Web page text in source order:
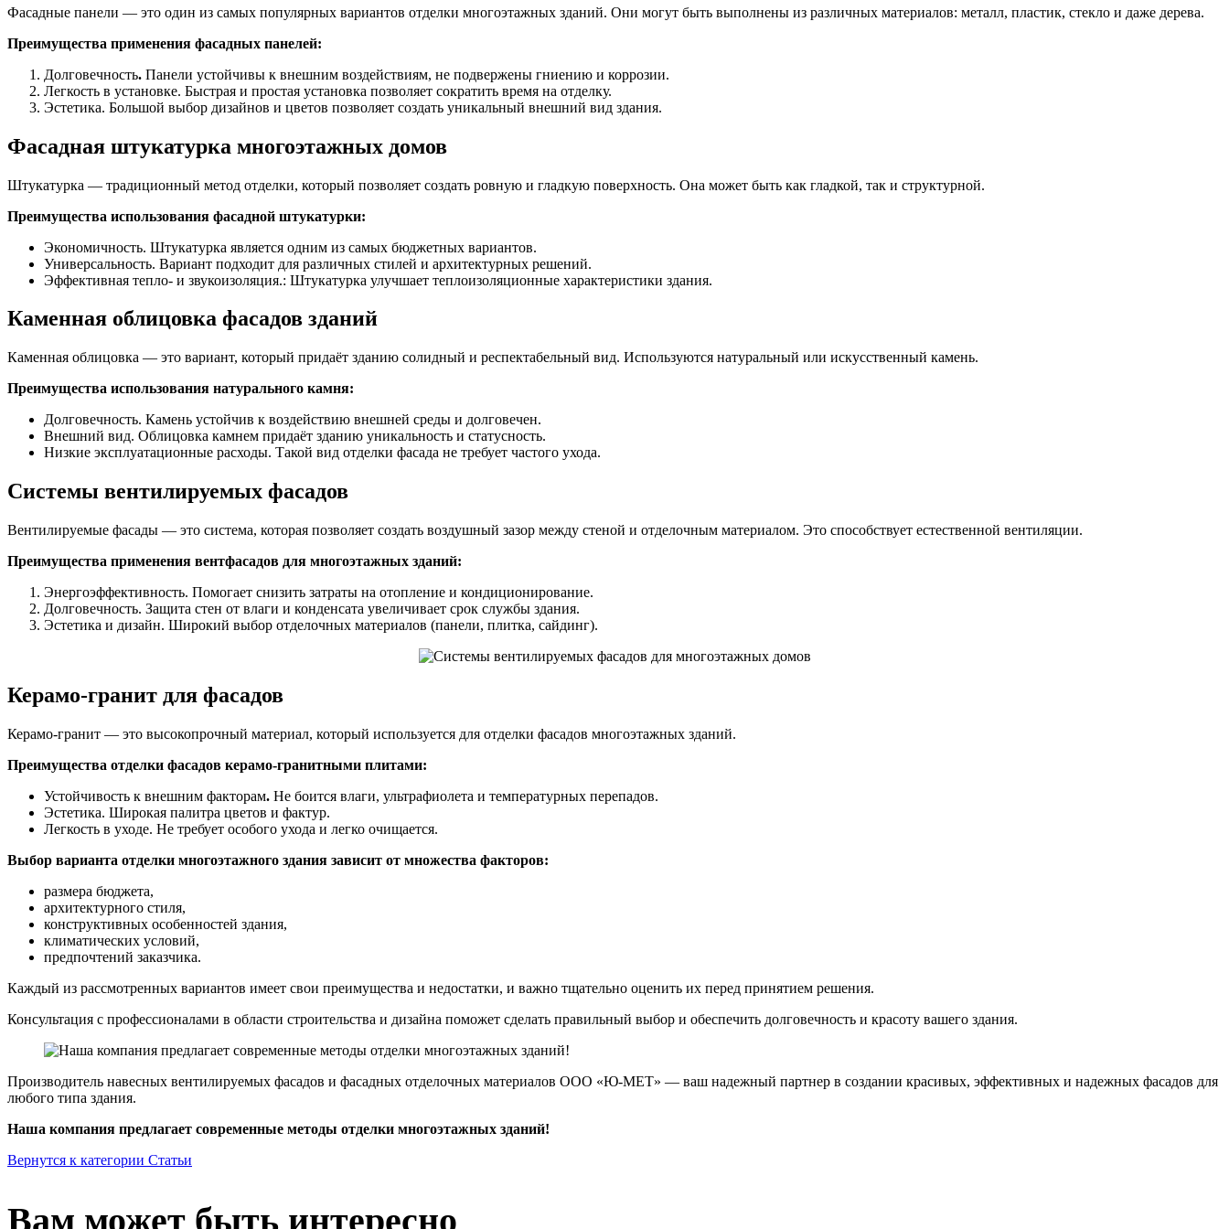
Фасадные панели — это один из самых популярных вариантов отделки многоэтажных зданий. Они могут быть выполнены из различных материалов: металл, пластик, стекло и даже дерева.
Преимущества применения фасадных панелей:
Долговечность. Панели устойчивы к внешним воздействиям, не подвержены гниению и коррозии.
Легкость в установке. Быстрая и простая установка позволяет сократить время на отделку.
Эстетика. Большой выбор дизайнов и цветов позволяет создать уникальный внешний вид здания.
Фасадная штукатурка многоэтажных домов
Штукатурка — традиционный метод отделки, который позволяет создать ровную и гладкую поверхность. Она может быть как гладкой, так и структурной.
Преимущества использования фасадной штукатурки:
Экономичность. Штукатурка является одним из самых бюджетных вариантов.
Универсальность. Вариант подходит для различных стилей и архитектурных решений.
Эффективная тепло- и звукоизоляция.: Штукатурка улучшает теплоизоляционные характеристики здания.
Каменная облицовка фасадов зданий
Каменная облицовка — это вариант, который придаёт зданию солидный и респектабельный вид. Используются натуральный или искусственный камень.
Преимущества использования натурального камня:
Долговечность. Камень устойчив к воздействию внешней среды и долговечен.
Внешний вид. Облицовка камнем придаёт зданию уникальность и статусность.
Низкие эксплуатационные расходы. Такой вид отделки фасада не требует частого ухода.
Системы вентилируемых фасадов
Вентилируемые фасады — это система, которая позволяет создать воздушный зазор между стеной и отделочным материалом. Это способствует естественной вентиляции.
Преимущества применения вентфасадов для многоэтажных зданий:
Энергоэффективность. Помогает снизить затраты на отопление и кондиционирование.
Долговечность. Защита стен от влаги и конденсата увеличивает срок службы здания.
Эстетика и дизайн. Широкий выбор отделочных материалов (панели, плитка, сайдинг).
Керамо-гранит для фасадов
Керамо-гранит — это высокопрочный материал, который используется для отделки фасадов многоэтажных зданий.
Преимущества отделки фасадов керамо-гранитными плитами:
Устойчивость к внешним факторам. Не боится влаги, ультрафиолета и температурных перепадов.
Эстетика. Широкая палитра цветов и фактур.
Легкость в уходе. Не требует особого ухода и легко очищается.
Выбор варианта отделки многоэтажного здания зависит от множества факторов:
размера бюджета,
архитектурного стиля,
конструктивных особенностей здания,
климатических условий,
предпочтений заказчика.
Каждый из рассмотренных вариантов имеет свои преимущества и недостатки, и важно тщательно оценить их перед принятием решения.
Консультация с профессионалами в области строительства и дизайна поможет сделать правильный выбор и обеспечить долговечность и красоту вашего здания.
Производитель навесных вентилируемых фасадов и фасадных отделочных материалов ООО «Ю-МЕТ» — ваш надежный партнер в создании красивых, эффективных и надежных фасадов для
любого типа здания.
Наша компания предлагает современные методы отделки многоэтажных зданий!
Вернутся к категории Статьи
Вам может быть интересно